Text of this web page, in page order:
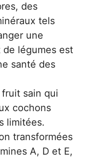
des
tels
une
légumes est
santé des
sain qui
cochons
limitées.
transformées
A, D et E,